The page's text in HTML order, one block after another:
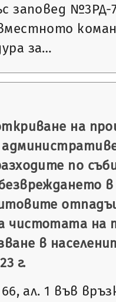
заповед №3РД-
за…
на
по
в
чистотата на
в
г.
ал. 1 във